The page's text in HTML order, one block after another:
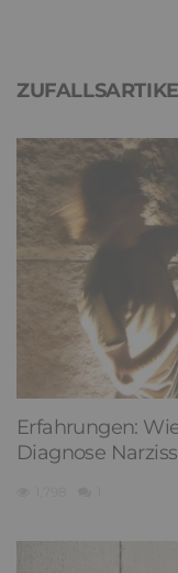
Erfahrungen:
Diagnose